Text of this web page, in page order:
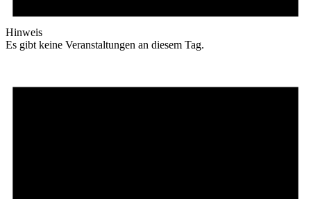
Hinweis
Es gibt keine Veranstaltungen an diesem Tag.